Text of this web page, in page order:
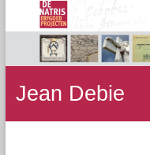
Jean Debie